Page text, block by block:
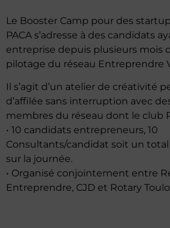
Le Booster Camp pour des
PACA s’adresse à des candidats
entreprise depuis plusieurs mois
pilotage du réseau Entreprendre
Il s’agit d’un atelier de créativité
d’affilée sans interruption avec
membres du réseau dont le club
• 10 candidats entrepreneurs, 10
Consultants/candidat soit un total
sur la journée.
• Organisé conjointement entre
Entreprendre, CJD et Rotary